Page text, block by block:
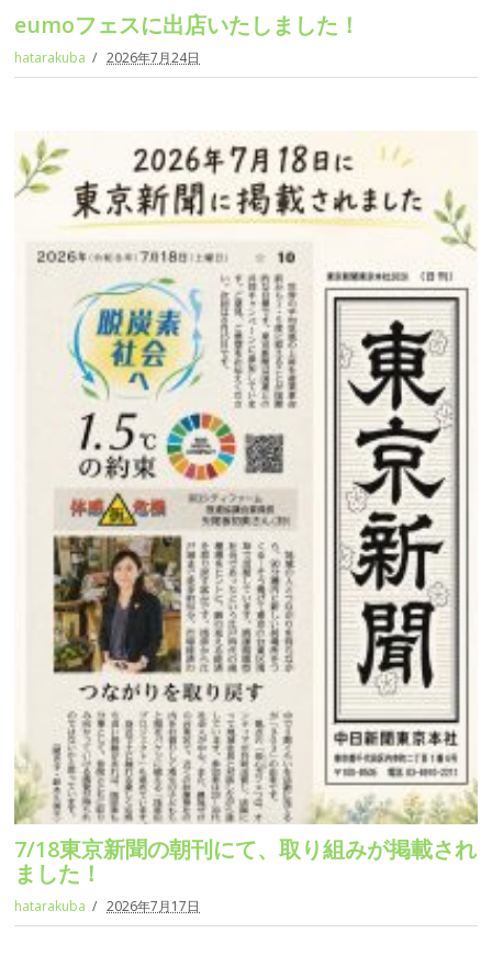
eumoフェスに出店いたしました！
hatarakuba 2026年7月24日
7/18東京新聞の朝刊にて、取り組みが掲載され
ました！
hatarakuba 2026年7月17日